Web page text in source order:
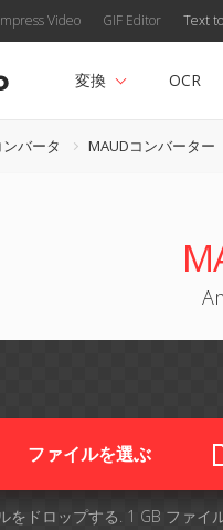
Video GIF Editor Text
変換 OCR
バータ MAUDコンバーター
ファイルを選ぶ
をドロップする. 1 GB ファイ